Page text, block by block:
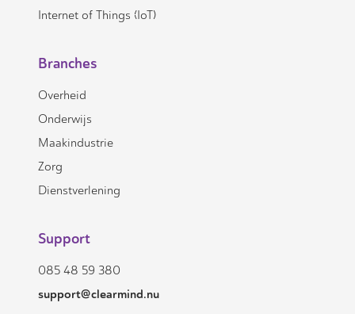
Internet of Things (IoT)
Branches
Overheid
Onderwijs
Maakindustrie
Zorg
Dienstverlening
Support
085 48 59 380
support@clearmind.nu